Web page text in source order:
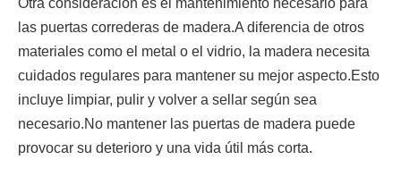
Otra consideración es el mantenimiento necesario para
las puertas correderas de madera.A diferencia de otros
materiales como el metal o el vidrio, la madera necesita
cuidados regulares para mantener su mejor aspecto.Esto
incluye limpiar, pulir y volver a sellar según sea
necesario.No mantener las puertas de madera puede
provocar su deterioro y una vida útil más corta.